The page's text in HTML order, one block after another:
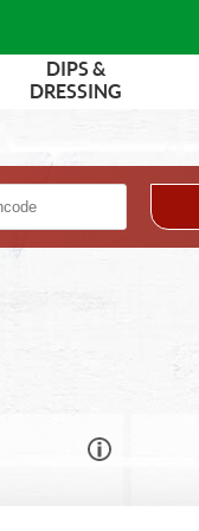
DIPS &
DRESSING